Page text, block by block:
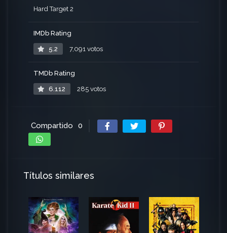
Hard Target 2
IMDb Rating
5.2 7,091 votos
TMDb Rating
6.112 285 votos
Compartido 0
Títulos similares